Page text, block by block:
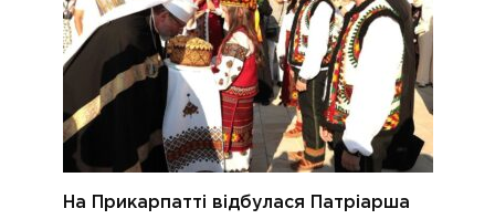
На Прикарпатті відбулася Патріарша